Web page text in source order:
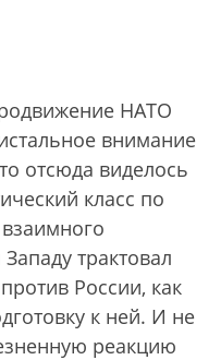
НАТО
внимание
отсюда виделось
класс по
трактовал
России, как
к ней. И не
реакцию